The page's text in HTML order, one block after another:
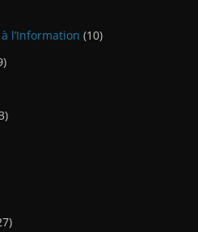
l’Information (10)